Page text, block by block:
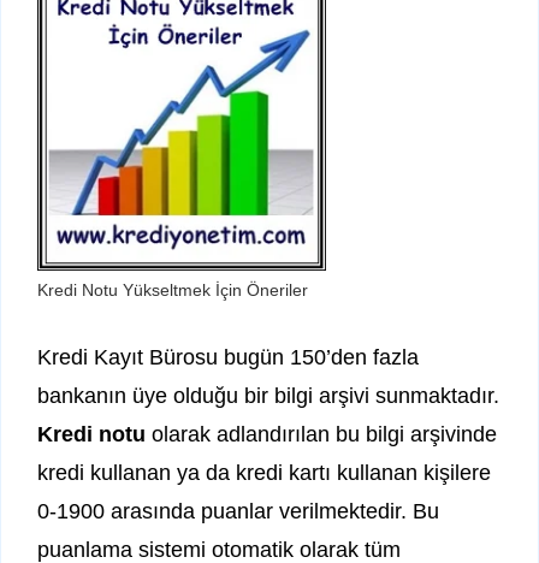
Kredi Notu Yükseltmek İçin Öneriler
Kredi Kayıt Bürosu bugün 150’den fazla
bankanın üye olduğu bir bilgi arşivi sunmaktadır.
Kredi notu olarak adlandırılan bu bilgi arşivinde
kredi kullanan ya da kredi kartı kullanan kişilere
0-1900 arasında puanlar verilmektedir. Bu
puanlama sistemi otomatik olarak tüm